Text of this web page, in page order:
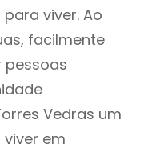
viver. Ao
facilmente
pessoas
Vedras um
em